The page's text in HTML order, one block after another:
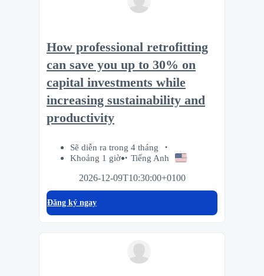
How professional retrofitting
can save you up to 30% on
capital investments while
increasing sustainability and
productivity
Sẽ diễn ra trong 4 tháng
Khoảng 1 giờ
Tiếng Anh
2026-12-09T10:30:00+0100
Đăng ký ngay